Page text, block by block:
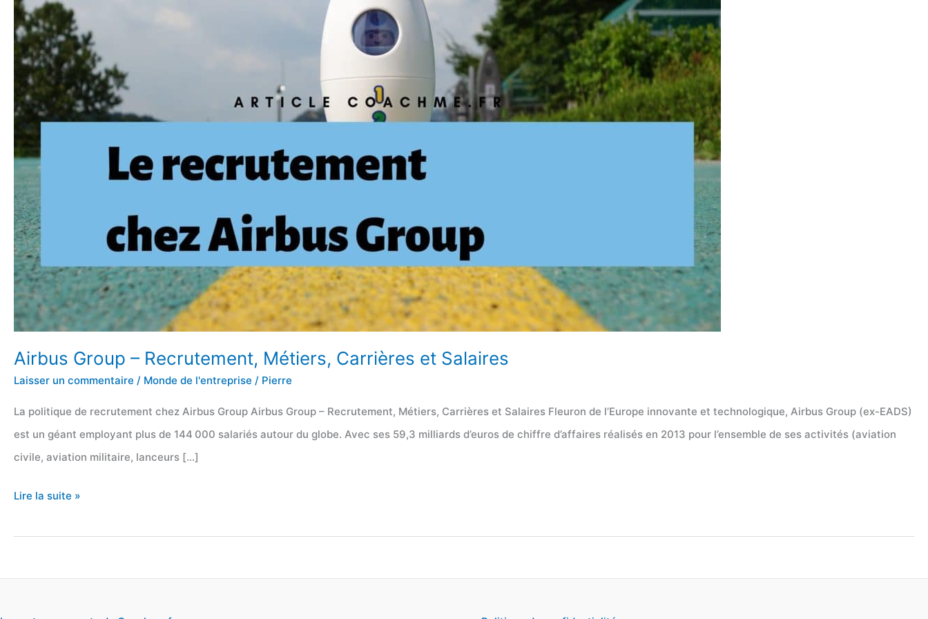
Airbus Group – Recrutement, Métiers, Carrières et Salaires
Laisser un commentaire / Monde de l'entreprise / Pierre
La politique de recrutement chez Airbus Group Airbus Group – Recrutement, Métiers, Carrières et Salaires Fleuron de l’Europe innovante et technologique, Airbus Group (ex-EADS)
est un géant employant plus de 144 000 salariés autour du globe. Avec ses 59,3 milliards d’euros de chiffre d’affaires réalisés en 2013 pour l’ensemble de ses activités (aviation
civile, aviation militaire, lanceurs […]
Airbus
–
Lire la suite »